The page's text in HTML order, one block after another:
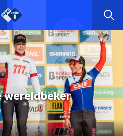
wereldbeker